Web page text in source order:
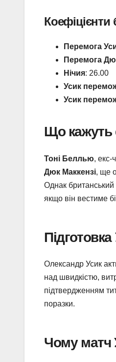
Коефіцієнти
Перемога
Перемога
Нічия: 26.00
Усик
Усик
Що кажуть
Тоні Беллью, екс-
Дюк Маккензі, ще
Однак британський
якщо він вестиме
Олександр Усик
над швидкістю,
підтвердженням
поразки.
Чому матч